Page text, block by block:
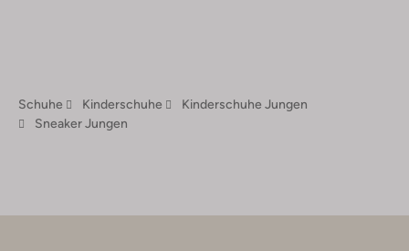
Schuhe Kinderschuhe
Kinderschuhe Jungen
Sneaker Jungen